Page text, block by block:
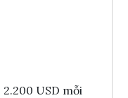
2.200 USD mỗi